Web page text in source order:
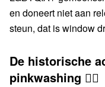
en doneert niet aan
steun, dat is window
De historische
pinkwashing 🏳️‍🌈